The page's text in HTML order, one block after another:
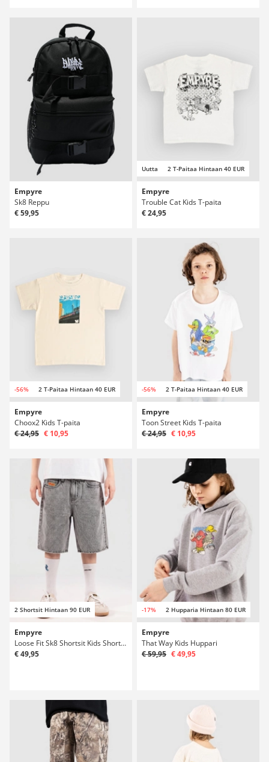
Empyre
Sk8 Reppu
€ 59,95
Uutta 2 T-Paitaa Hintaan 40 EUR
Empyre
Trouble Cat Kids T-paita
€ 24,95
-56% 2 T-Paitaa Hintaan 40 EUR
Empyre
Choox2 Kids T-paita
€ 24,95 € 10,95
-56% 2 T-Paitaa Hintaan 40 EUR
Empyre
Toon Street Kids T-paita
€ 24,95 € 10,95
2 Shortsit Hintaan 90 EUR
Empyre
Loose Fit Sk8 Shortsit Kids Shortsit
€ 49,95
-17% 2 Hupparia Hintaan 80 EUR
Empyre
That Way Kids Huppari
€ 59,95 € 49,95